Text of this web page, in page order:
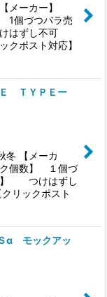
メーカー】
1個づつバラ売
はずし不可
クポスト対応】
ＴＹＰＥー
【メーカ
個数】 １個づ
】 つけはずし
リックポスト
α モックアッ